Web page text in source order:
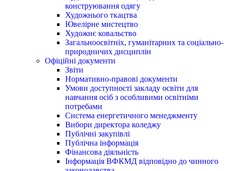
конструювання одягу
Художнього ткацтва
Ювелірне мистецтво
Художнє ковальство
Загальноосвітніх, гуманітарних та соціально-
природничих дисциплін
Офіційні документи
Звіти
Нормативно-правові документи
Умови доступності закладу освіти для
навчання осіб з особливими освітніми
потребами
Система енергетичного менеджменту
Вибори директора коледжу
Публічні закупівлі
Публічна інформація
Фінансова діяльність
Інформація ВФКМД відповідно до чинного